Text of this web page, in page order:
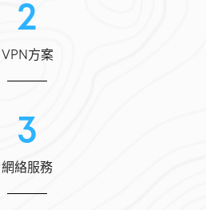
2
VPN方案
3
網絡服務